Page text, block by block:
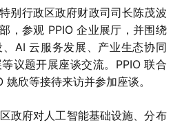
别行政区政府财政司司长陈茂波
，参观 PPIO 企业展厅，并围绕
AI 云服务发展、产业生态协同
议题开展座谈交流。PPIO 联合
欣等接待来访并参加座谈。
政府对人工智能基础设施、分布